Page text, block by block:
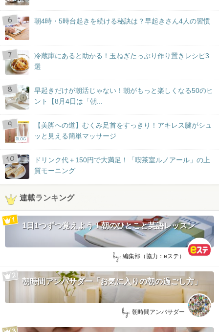
朝4時・5時台起きを続ける秘訣は？早起きさん4人の習慣
冷蔵庫にあると助かる！玉ねぎたっぷり作り置きレシピ3
選
早起きだけが朝活じゃない！朝がもっと楽しくなる50のヒ
ント【8月4日は「朝...
BLOG
【美脚への道】むくみ足首をすっきり！アキレス腱がシュ
ッと見える簡単マッサージ
ドリンク代＋150円で大満足！「喫茶室ルノアール」の上
質モーニング
連載ランキング
1日1つずつ覚えよう！朝のひとこと英語レッスン
by: 編集部（協力：eステ）
朝時間アンバサダー「お気に入りの朝の過ごし方」
by: 朝時間アンバサダー